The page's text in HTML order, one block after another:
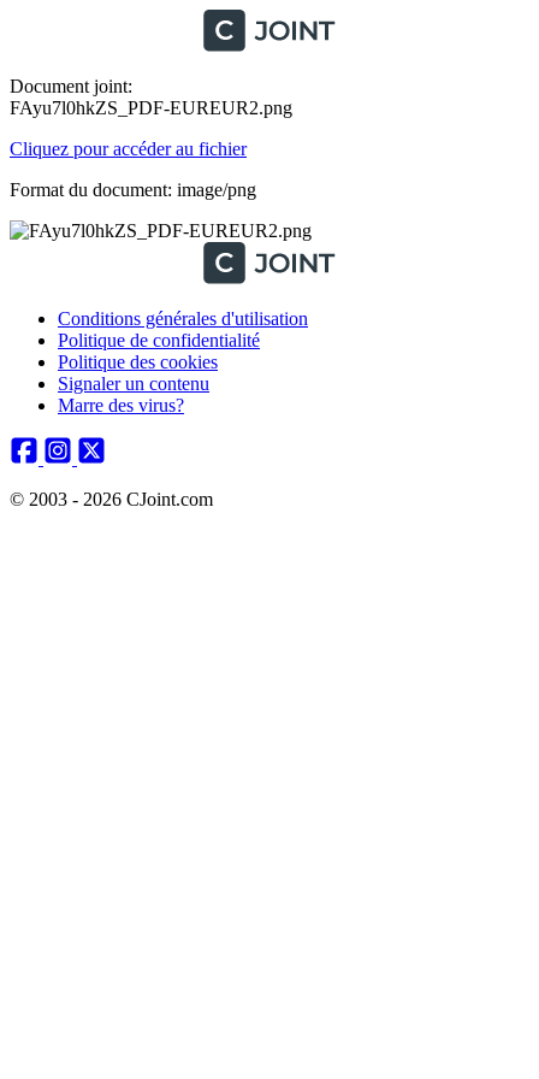
Document joint:
FAyu7l0hkZS_PDF-EUREUR2.png
Cliquez pour accéder au fichier
Format du document: image/png
Conditions générales d'utilisation
Politique de confidentialité
Politique des cookies
Signaler un contenu
Marre des virus?
© 2003 - 2026 CJoint.com